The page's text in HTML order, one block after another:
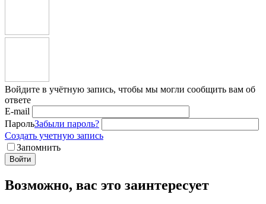
Войдите в учётную запись, чтобы мы могли сообщить вам об
ответе
E-mail
ПарольЗабыли пароль?
Создать учетную запись
Запомнить
Войти
Возможно, вас это заинтересует